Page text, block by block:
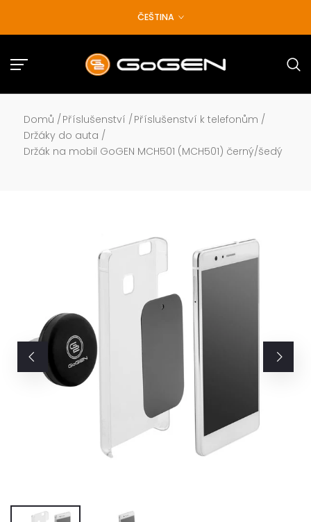
na
ČEŠTINA
Domů / Příslušenství / Příslušenství k telefonům /
Držáky do auta /
Držák na mobil GoGEN MCH501 (MCH501) černý/šedý